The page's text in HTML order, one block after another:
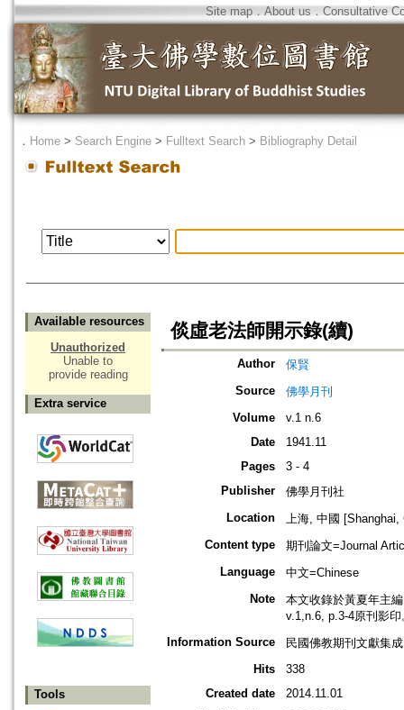
Site map．About us ． Consultative
． Home > Search Engine > Fulltext Search > Bibliography Detail
Available resources
Unauthorized
Unable to
provide reading
Extra service
Tools
倓虛老法師開示錄(續)
Author
保賢
Source
佛學月刊
Volume
v.1 n.6
Date
1941.11
Pages
3 - 4
Publisher
佛學月刊社
Location
上海, 中國 [Shanghai,
Content type
期刊論文=Journal
Language
中文=Chinese
Note
本文收錄於黃夏年主
v.1,n.6, p.3-4原刊影印
Information Source
民國佛教期刊文獻集
Hits
338
Created date
2014.11.01